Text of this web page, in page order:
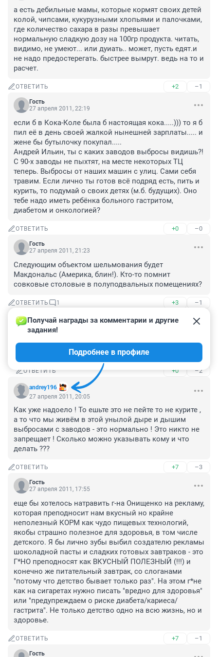
а есть дебильные мамы, которые кормят своих детей
колой, чипсами, кукурузными хлопьями и палочками,
где количество сахара в разы превышает
нормальную сладкую дозу на 100гр продукта. читать,
видимо, не умеют... или дуиать.. может, пусть едят.и
не надо предостерегать. быстрее вымрут. ведь на то и
расчет.
ОТВЕТИТЬ +2 –1
Гость
27 апреля 2011, 22:19
если б в Кока-Коле была б настоящая кока.....))) то я б
пил её в день своей жалкой нынешней зарплаты..... и
жене бы бутылочку покупал.....
Андрей Ильин, ты с каких заводов выбросы видишь?!
С 90-х заводы не пыхтят, на месте некоторых ТЦ
теперь. Выбросы от наших машин с улиц. Сами себя
травим. Если лично ты готов всё подряд есть, пить и
курить, то подумай о своих детях (м.б. будущих). Оно
тебе надо иметь ребёнка больного гастритом,
диабетом и онкологией?
ОТВЕТИТЬ +0 –0
Гость
27 апреля 2011, 21:23
Следующим объектом шельмования будет
Макдональс (Америка, блин!). Кто-то помнит
совковые столовые в полуподвальных помещениях?
ОТВЕТИТЬ 1 +3 –1
Гость
18 мая 2011, 23:01
а ты что, до сих пор не знаешь о вреде всяких
гамбургеров? тогда мне жаль тебя и твоих детей. :)
ОТВЕТИТЬ +0 –2
andrey196
Получай награды за комментарии и другие
задания!
Подробнее в профиле
27 апреля 2011, 20:05
Как уже надоело ! То ешьте это не пейте то не курите ,
а то что мы живём в этой унылой дыре и дышим
выбросами с заводов - это нормально ! Это никто не
запрещает ! Сколько можно указывать кому и что
делать ???
ОТВЕТИТЬ +7 –3
Гость
27 апреля 2011, 17:55
еще бы хотелось натравить г-на Онищенко на рекламу,
которая преподносит нам вкусный но крайне
неполезный КОРМ как чудо пищевых технологий,
якобы страшно полезное для здоровья, в том числе
детского. Я бы лично зубы выбил создателю рекламы
шоколадной пасты и сладких готовых завтраков - это
Г*НО преподносят как ВКУСНЫЙ ПОЛЕЗНЫЙ (!!!) и
конечно же питательный завтрак, со слоганами
"потому что детство бывает только раз". На этом г*не
как на сигаретах нужно писать "вредно для здоровья"
или "предупреждаем о риске диабета/кариеса/
гастрита". Не только детство одно на всю жизнь, но и
здоровье.
ОТВЕТИТЬ +7 –1
Гость